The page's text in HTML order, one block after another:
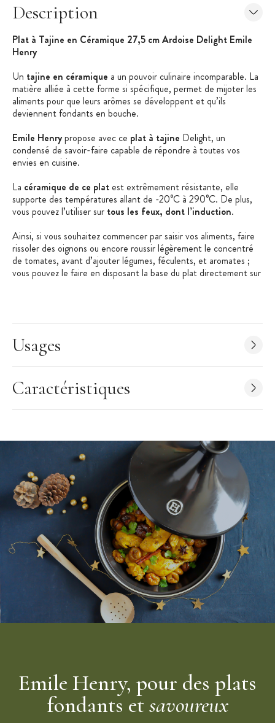
Description
Plat à Tajine en Céramique 27,5 cm Ardoise Delight Emile
Henry
Un tajine en céramique a un pouvoir culinaire incomparable. La
matière alliée à cette forme si spécifique, permet de mijoter les
aliments pour que leurs arômes se développent et qu’ils
deviennent fondants en bouche.
Emile Henrypropose avec ce plat à tajine Delight, un
condensé de savoir-faire capable de répondre à toutes vos
envies en cuisine.
La céramique de ce plat est extrêmement résistante, elle
supporte des températures allant de -20°C à 290°C. De plus,
vous pouvez l’utiliser sur tous les feux, dont l’induction.
Ainsi, si vous souhaitez commencer par saisir vos aliments, faire
rissoler des oignons ou encore roussir légèrement le concentré
de tomates, avant d’ajouter légumes, féculents, et aromates ;
vous pouvez le faire en disposant la base du plat directement sur
qui ainsi maintenues à l’étouffée permettent au plat de gagner
Naturellement antiadhésif, ce
avec une diffusion rapide et homogène de la chaleur.
Plus léger qu’un tajineclassique, vous pourrez aisément le
manipuler et l’amener à table, où tous pourront apprécier son
Fabriqué à la main dans les ateliers de Marcigny de la marque
, ceplat à tajine en céramiquesaura répondre à
toutes vos attentes et vous régaler de plats aux saveurs
décuplées.
Usages
Caractéristiques
Emile Henry, pour des plats
fondants etsavoureux